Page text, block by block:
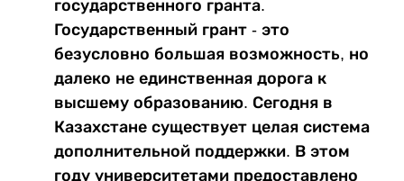
государственного гранта.
Государственный грант - это
безусловно большая возможность, но
далеко не единственная дорога к
высшему образованию. Сегодня в
Казахстане существует целая система
дополнительной поддержки. В этом
году университетами предоставлено